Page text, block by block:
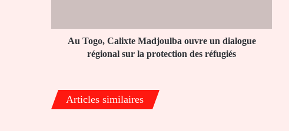
sur
Au Togo, Calixte Madjoulba ouvre un dialogue
régional sur la protection des réfugiés
Articles similaires